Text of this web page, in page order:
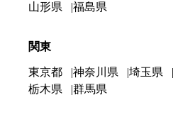
山形県
福島県
関東
東京都 神奈川県 埼玉県
栃木県
群馬県